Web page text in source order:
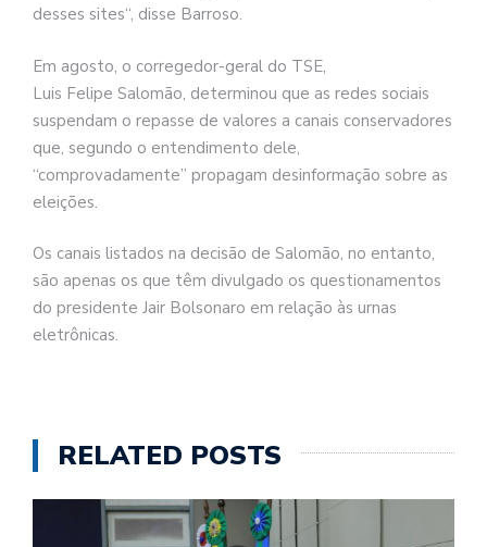
desses sites“, disse Barroso.
Em agosto, o corregedor-geral do TSE,
Luis Felipe Salomão, determinou que as redes sociais
suspendam o repasse de valores a canais conservadores
que, segundo o entendimento dele,
“comprovadamente” propagam desinformação sobre as
eleições.
Os canais listados na decisão de Salomão, no entanto,
são apenas os que têm divulgado os questionamentos
do presidente Jair Bolsonaro em relação às urnas
eletrônicas.
RELATED POSTS